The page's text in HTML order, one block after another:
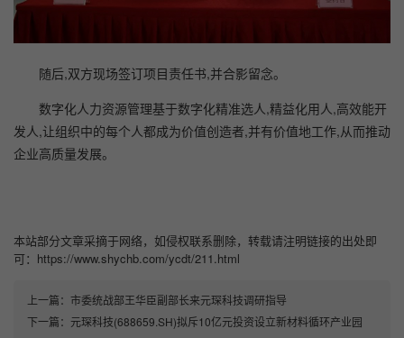
随后,双方现场签订项目责任书,并合影留念。
数字化人力资源管理基于数字化精准选人,精益化用人,高效能开
发人,让组织中的每个人都成为价值创造者,并有价值地工作,从而推动
企业高质量发展。
本站部分文章采摘于网络，如侵权联系删除，转载请注明链接的出处即
可：https://www.shychb.com/ycdt/211.html
上一篇： 市委统战部王华臣副部长来元琛科技调研指导
下一篇： 元琛科技(688659.SH)拟斥10亿元投资设立新材料循环产业园